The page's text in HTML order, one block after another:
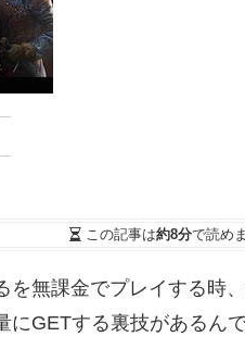
この記事は約8分で読め
を無課金でプレイする時
GETする裏技があるんで